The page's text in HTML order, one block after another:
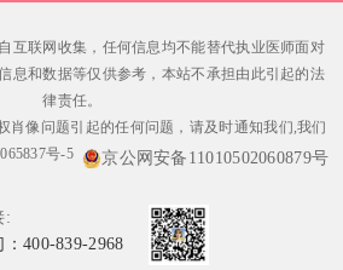
互联网收集，任何信息均不能替代执业医师面对
息和数据等仅供参考，本站不承担由此引起的法
律责任。
肖像问题引起的任何问题，请及时通知我们,我们
号-5 京公网安备11010502060879号
:
400-839-2968